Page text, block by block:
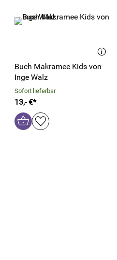
Buch Makramee Kids von
Inge Walz
Sofort lieferbar
13,- €*